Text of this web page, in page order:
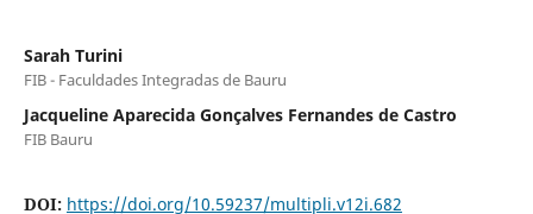
Sarah Turini
FIB - Faculdades Integradas de Bauru
Jacqueline Aparecida Gonçalves Fernandes de Castro
FIB Bauru
DOI: https://doi.org/10.59237/multipli.v12i.682